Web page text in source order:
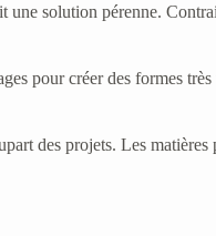
une solution pérenne.
pour créer des formes
des projets. Les